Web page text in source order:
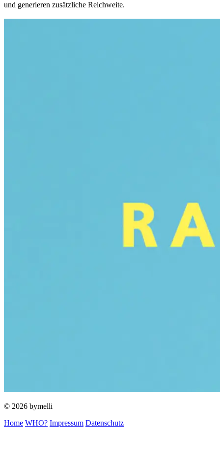
und generieren zusätzliche Reichweite.
© 2026 bymelli
Home WHO? Impressum Datenschutz